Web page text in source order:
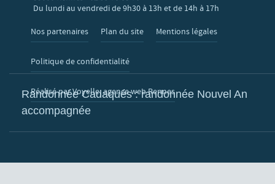
Randonnée Cadaqués : randonnée Nouvel An
accompagnée
Du lundi au vendredi de 9h30 à 13h et de 14h à 17h
Nos partenaires Plan du site Mentions légales
Politique de confidentialité
Réalisé par Voyelle, agence web Rennes